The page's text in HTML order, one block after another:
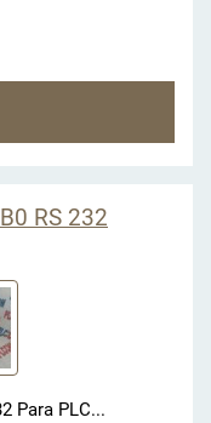
RS 232
Para PLC...